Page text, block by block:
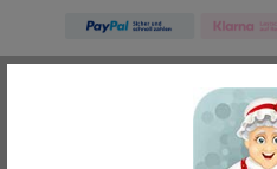
meist direkt aus Waiblingen
30 Tage Rückgaberecht
ohne Risiko bestellen